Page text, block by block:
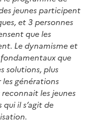
jeunes participent
et 3 personnes
que les
Le dynamisme et
que
solutions, plus
générations
reconnait les jeunes
il s’agit de